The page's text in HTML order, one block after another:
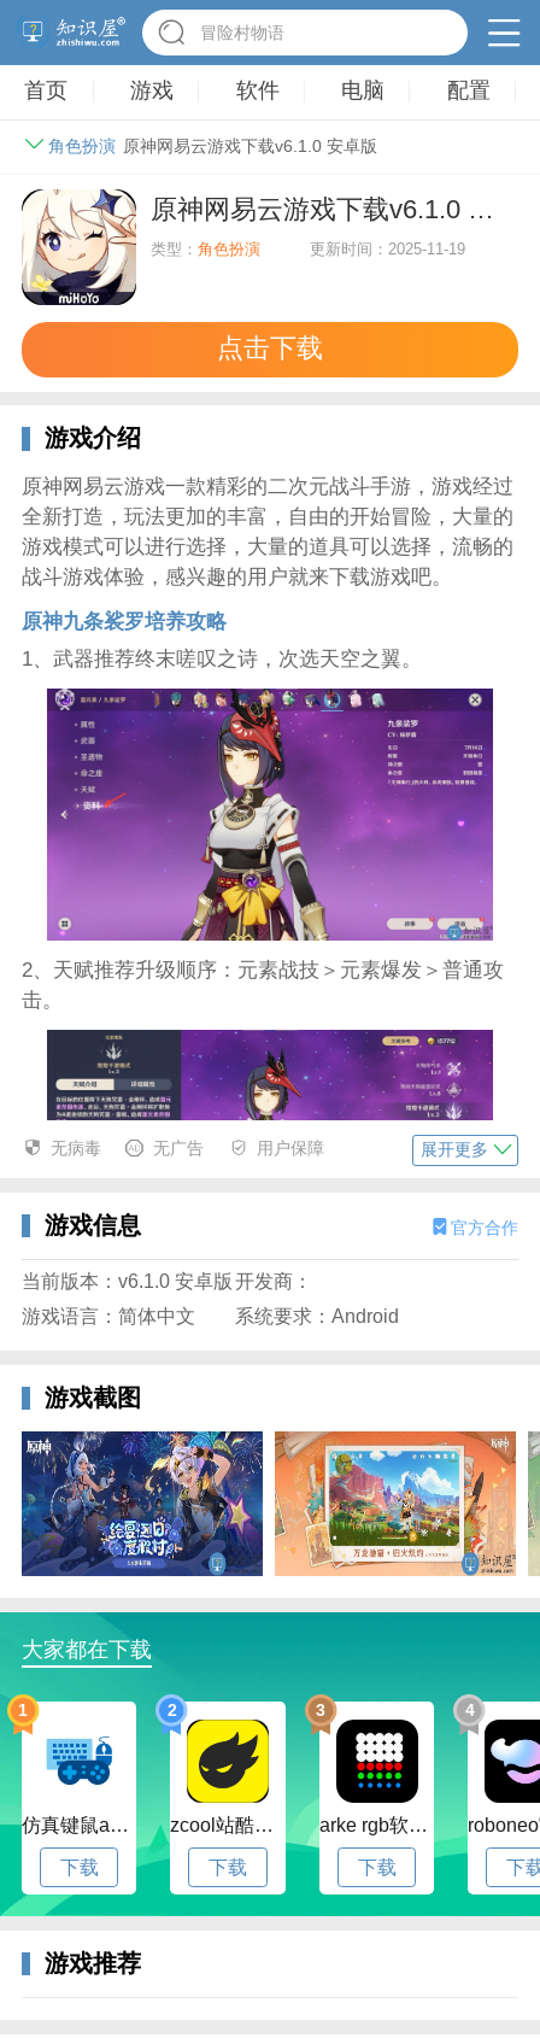
冒险村物语
首页 游戏 软件 电脑 配置
角色扮演 原神网易云游戏下载v6.1.0 安卓版
原神网易云游戏下载v6.1.0 安卓版
类型：角色扮演 更新时间：2025-11-19
点击下载
游戏介绍
原神网易云游戏一款精彩的二次元战斗手游，游戏经过
全新打造，玩法更加的丰富，自由的开始冒险，大量的
游戏模式可以进行选择，大量的道具可以选择，流畅的
战斗游戏体验，感兴趣的用户就来下载游戏吧。
原神九条裟罗培养攻略
1、武器推荐终末嗟叹之诗，次选天空之翼。
2、天赋推荐升级顺序：元素战技＞元素爆发＞普通攻
击。
3、圣遗物推荐逐绝缘之旗印4件套。
原神网易客户端简介
在七种元素交汇的大陆——「提瓦特」，每个人都可以
成为神。你从世界之外漂流而来，降临大地。在这广阔
的世界中，你自由旅行、结识同伴、寻找掌控尘世元素
的七神，直到与分离的血亲重聚，在终点见证一切旅途
的沉淀。维系者正在死去，创造者尚未到来。面对无法
掌控的境遇，人类总会喟叹自身的无力…但在人生最陡
峭的转折处，若有凡人的渴望达到极致，神明的视线就
将投射而下。当失散的双子在尘沙中重聚、世界的谜底
在「神之眼」中尽数显现之时——旅行者，你将去往何
无病毒 无广告 用户保障 展开更多
游戏信息 官方合作
当前版本：v6.1.0 安卓版 开发商：
游戏语言：简体中文
系统要求：Android
游戏截图
大家都在下载
1
仿真键鼠app官方版下载v1.4.3.58 安卓最新版
下载
2
zcool站酷官方版下载v5.15.0 安卓最新版本
下载
3
arke rgb软件下载v20.0 安卓版
下载
4
下
游戏推荐